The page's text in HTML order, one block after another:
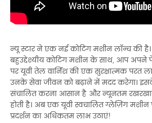
न्यू स्टार ने एक नई कोटिंग मशीन लॉन्च की
बहुउद्देश्यीय कोटिंग मशीन के साथ, आप अपने
पर यूवी तेल वार्निश की एक सुरक्षात्मक परत
उनके सेवा जीवन को बढ़ाने में मदद करेगा।
संचालित करना आसान है और न्यूनतम
होती है। अब एक यूवी स्वचालित ग्लेज़िंग
प्रदर्शन का अधिकतम लाभ उठाएं!